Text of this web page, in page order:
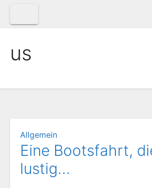
us
Allgemein
Eine Bootsfahrt,
lustig…